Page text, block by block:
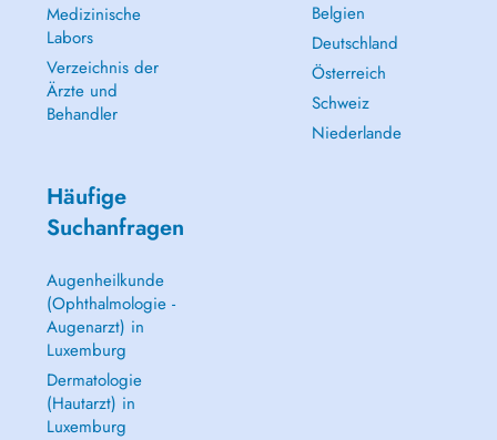
Medizinische
Labors
Verzeichnis der
Ärzte und
Behandler
Belgien
Deutschland
Österreich
Schweiz
Niederlande
Häufige
Suchanfragen
Augenheilkunde
(Ophthalmologie -
Augenarzt) in
Luxemburg
Dermatologie
(Hautarzt) in
Luxemburg